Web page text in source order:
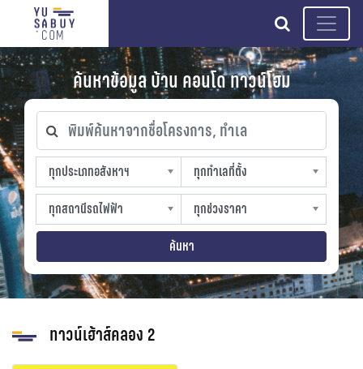
search
ค้นหาข้อมูล บ้าน คอนโด ทาวน์โฮม
พิมพ์ค้นหาจากชื่อโครงการ, ทำเล
ทุกประเภทอสังหาฯ
ทุกประเภทอสังหาฯ
sproperty
ทุกทำเลที่ตั้ง
ทุกทำเลที่ตั้ง
slocation
ทุกสถานีรถไฟฟ้า
ทุกสถานีรถไฟฟ้า
strain-station
ทุกช่วงราคา
ทุกช่วงราคา
sprice
ค้นหา
ทาวน์เฮ้าส์คลอง 2